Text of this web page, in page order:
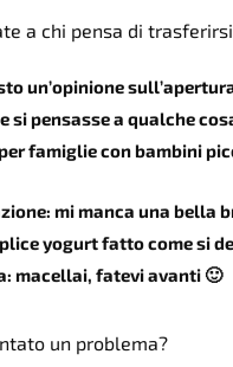
a chi pensa di
un’opinione
si pensasse a qualche
famiglie con bambini
mi manca una bella
yogurt fatto comesi
macellai, fatevi avanti 🙂
un problema?